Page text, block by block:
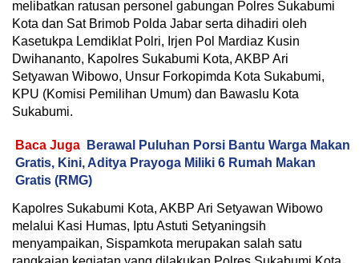
melibatkan ratusan personel gabungan Polres Sukabumi
Kota dan Sat Brimob Polda Jabar serta dihadiri oleh
Kasetukpa Lemdiklat Polri, Irjen Pol Mardiaz Kusin
Dwihananto, Kapolres Sukabumi Kota, AKBP Ari
Setyawan Wibowo, Unsur Forkopimda Kota Sukabumi,
KPU (Komisi Pemilihan Umum) dan Bawaslu Kota
Sukabumi.
Baca Juga
Berawal Puluhan Porsi Bantu Warga Makan
Gratis, Kini, Aditya Prayoga Miliki 6 Rumah Makan
Gratis (RMG)
Kapolres Sukabumi Kota, AKBP Ari Setyawan Wibowo
melalui Kasi Humas, Iptu Astuti Setyaningsih
menyampaikan, Sispamkota merupakan salah satu